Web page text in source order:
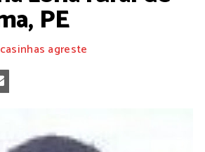
PE
casinhas agreste